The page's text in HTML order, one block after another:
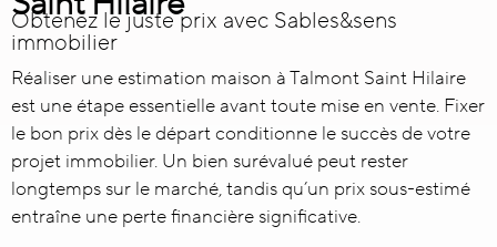
Obtenez le juste prix avec Sables&sens
immobilier
Réaliser uneestimation maison à Talmont Saint Hilaire
est une étape essentielle avant toute mise en vente. Fixer
le bon prix dès le départ conditionne le succès de votre
projet immobilier. Un bien surévalué peut rester
longtemps sur le marché, tandis qu’un prix sous-estimé
entraîne une perte financière significative.